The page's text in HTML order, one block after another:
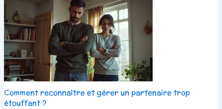
Comment reconnaître et gérer un partenaire trop
étouffant ?